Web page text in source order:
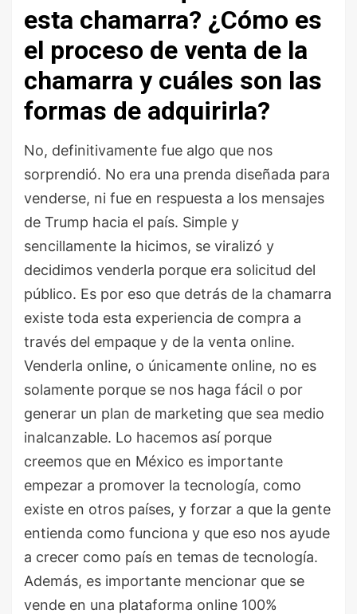
esta chamarra? ¿Cómo es
el proceso de venta de la
chamarra y cuáles son las
formas de adquirirla?
No, definitivamente fue algo que nos
sorprendió. No era una prenda diseñada para
venderse, ni fue en respuesta a los mensajes
de Trump hacia el país. Simple y
sencillamente la hicimos, se viralizó y
decidimos venderla porque era solicitud del
público. Es por eso que detrás de la chamarra
existe toda esta experiencia de compra a
través del empaque y de la venta online.
Venderla online, o únicamente online, no es
solamente porque se nos haga fácil o por
generar un plan de marketing que sea medio
inalcanzable. Lo hacemos así porque
creemos que en México es importante
empezar a promover la tecnología, como
existe en otros países, y forzar a que la gente
entienda como funciona y que eso nos ayude
a crecer como país en temas de tecnología.
Además, es importante mencionar que se
vende en una plataforma online 100%